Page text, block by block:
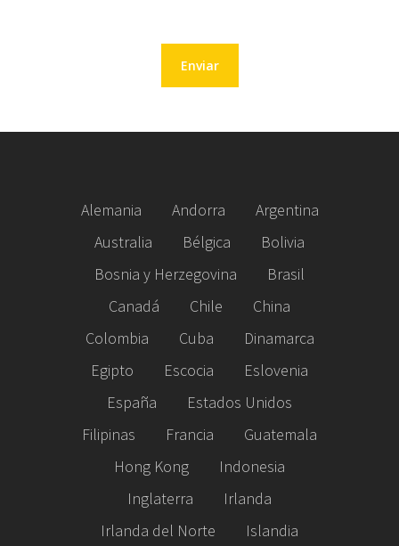
Alemania Andorra
Argentina
Australia
Bélgica
Bolivia
Bosnia y Herzegovina
Brasil
Canadá
Chile
China
Colombia
Cuba
Dinamarca
Egipto
Escocia
Eslovenia
España
Estados Unidos
Filipinas
Francia
Guatemala
Hong Kong
Indonesia
Inglaterra
Irlanda
Irlanda del Norte
Islandia